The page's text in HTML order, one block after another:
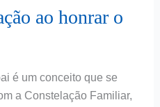
ao honrar o
é um conceito que se
a Constelação Familiar,